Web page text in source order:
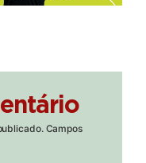
Campos